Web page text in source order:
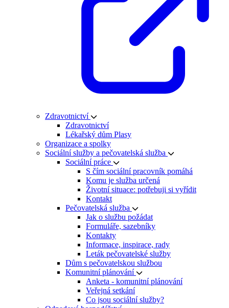
Zdravotnictví
Zdravotnictví
Lékařský dům Plasy
Organizace a spolky
Sociální služby a pečovatelská služba
Sociální práce
S čím sociální pracovník pomáhá
Komu je služba určená
Životní situace: potřebuji si vyřídit
Kontakt
Pečovatelská služba
Jak o službu požádat
Formuláře, sazebníky
Kontakty
Informace, inspirace, rady
Leták pečovatelské služby
Dům s pečovatelskou službou
Komunitní plánování
Anketa - komunitní plánování
Veřejná setkání
Co jsou sociální služby?